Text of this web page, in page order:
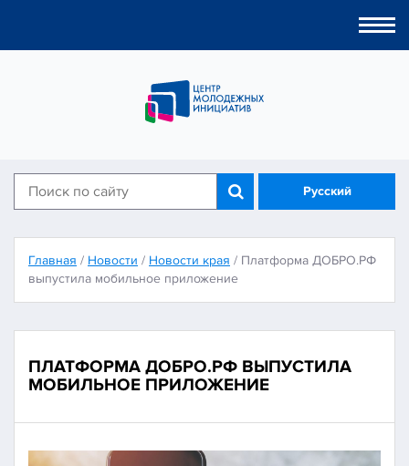
Русский
Главная / Новости / Новости края / Платформа ДОБРО.РФ
выпустила мобильное приложение
ПЛАТФОРМА ДОБРО.РФ ВЫПУСТИЛА
МОБИЛЬНОЕ ПРИЛОЖЕНИЕ